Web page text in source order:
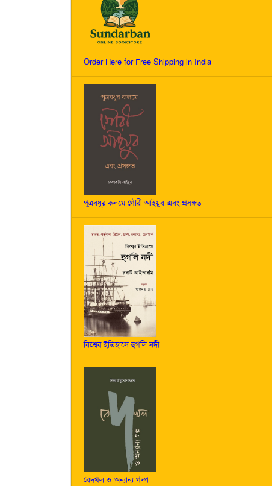
Order Here for Free Shipping in India
পুত্রবধূর কলমে গৌরী আইয়ুব এবং প্রসঙ্গত
বিশ্বের ইতিহাসে হুগলি নদী
বেদখল ও অন্যান্য গল্প